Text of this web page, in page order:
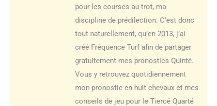
pour les courses au trot, ma
discipline de prédilection. C’est donc
tout naturellement, qu’en 2013, j’ai
créé Fréquence Turf afin de partager
gratuitement mes pronostics Quinté.
Vous y retrouvez quotidiennement
mon pronostic en huit chevaux et mes
conseils de jeu pour le Tiercé Quarté